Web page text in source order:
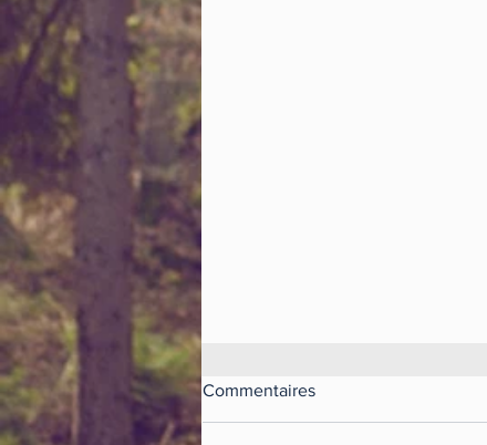
La loi Madelin et les
entreprises solidaires
Commentaires